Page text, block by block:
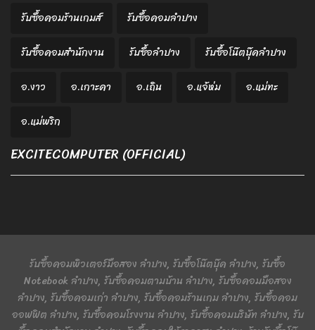
รับซื้อคอมร้านเกมส์
รับซื้อคอมลำปาง
รับซื้อคอมสำนักงาน
รับซื้อลำปาง
รับซื้อโน๊ตบุ๊คลำปาง
อ.งาว
อ.เกาะคา อ.เถิน อ.แจ้ห่ม
อ.แม่ทะ
อ.แม่พริก
EXCITECOMPUTER (OFFICIAL)
รับซื้อคอมพิวเตอร์มือสอง ลำปาง, รับซื้อโน๊ตบุ๊ค ลำปาง, รับซื้อ
Notebook ลำปาง, รับซื้อคอมตามบ้าน ลำปาง, รับซื้อคอมมือสอง
ลำปาง, รับซื้อคอมเก่า ลำปาง, รับซื้อคอมร้านเกม ลำปาง, รับซื้อคอม
ออฟฟิต ลำปาง, รับซื้อคอมโรงงาน ลำปาง, รับซื้อคอมบริษัท ลำปาง, รับ